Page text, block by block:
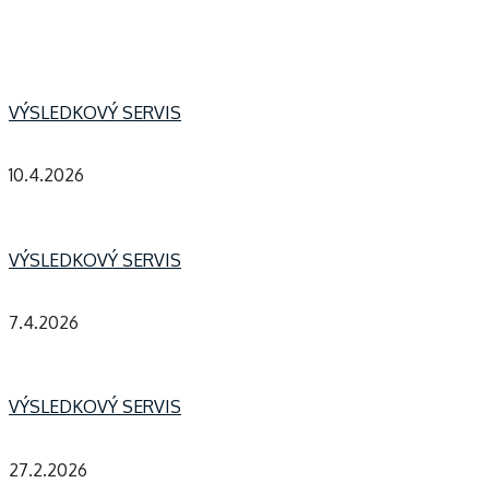
VÝSLEDKOVÝ SERVIS
10.4.2026
VÝSLEDKOVÝ SERVIS
7.4.2026
VÝSLEDKOVÝ SERVIS
27.2.2026